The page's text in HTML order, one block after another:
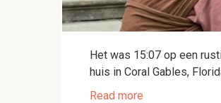
Het was 15:07 op een
huis in Coral Gables,
Read more